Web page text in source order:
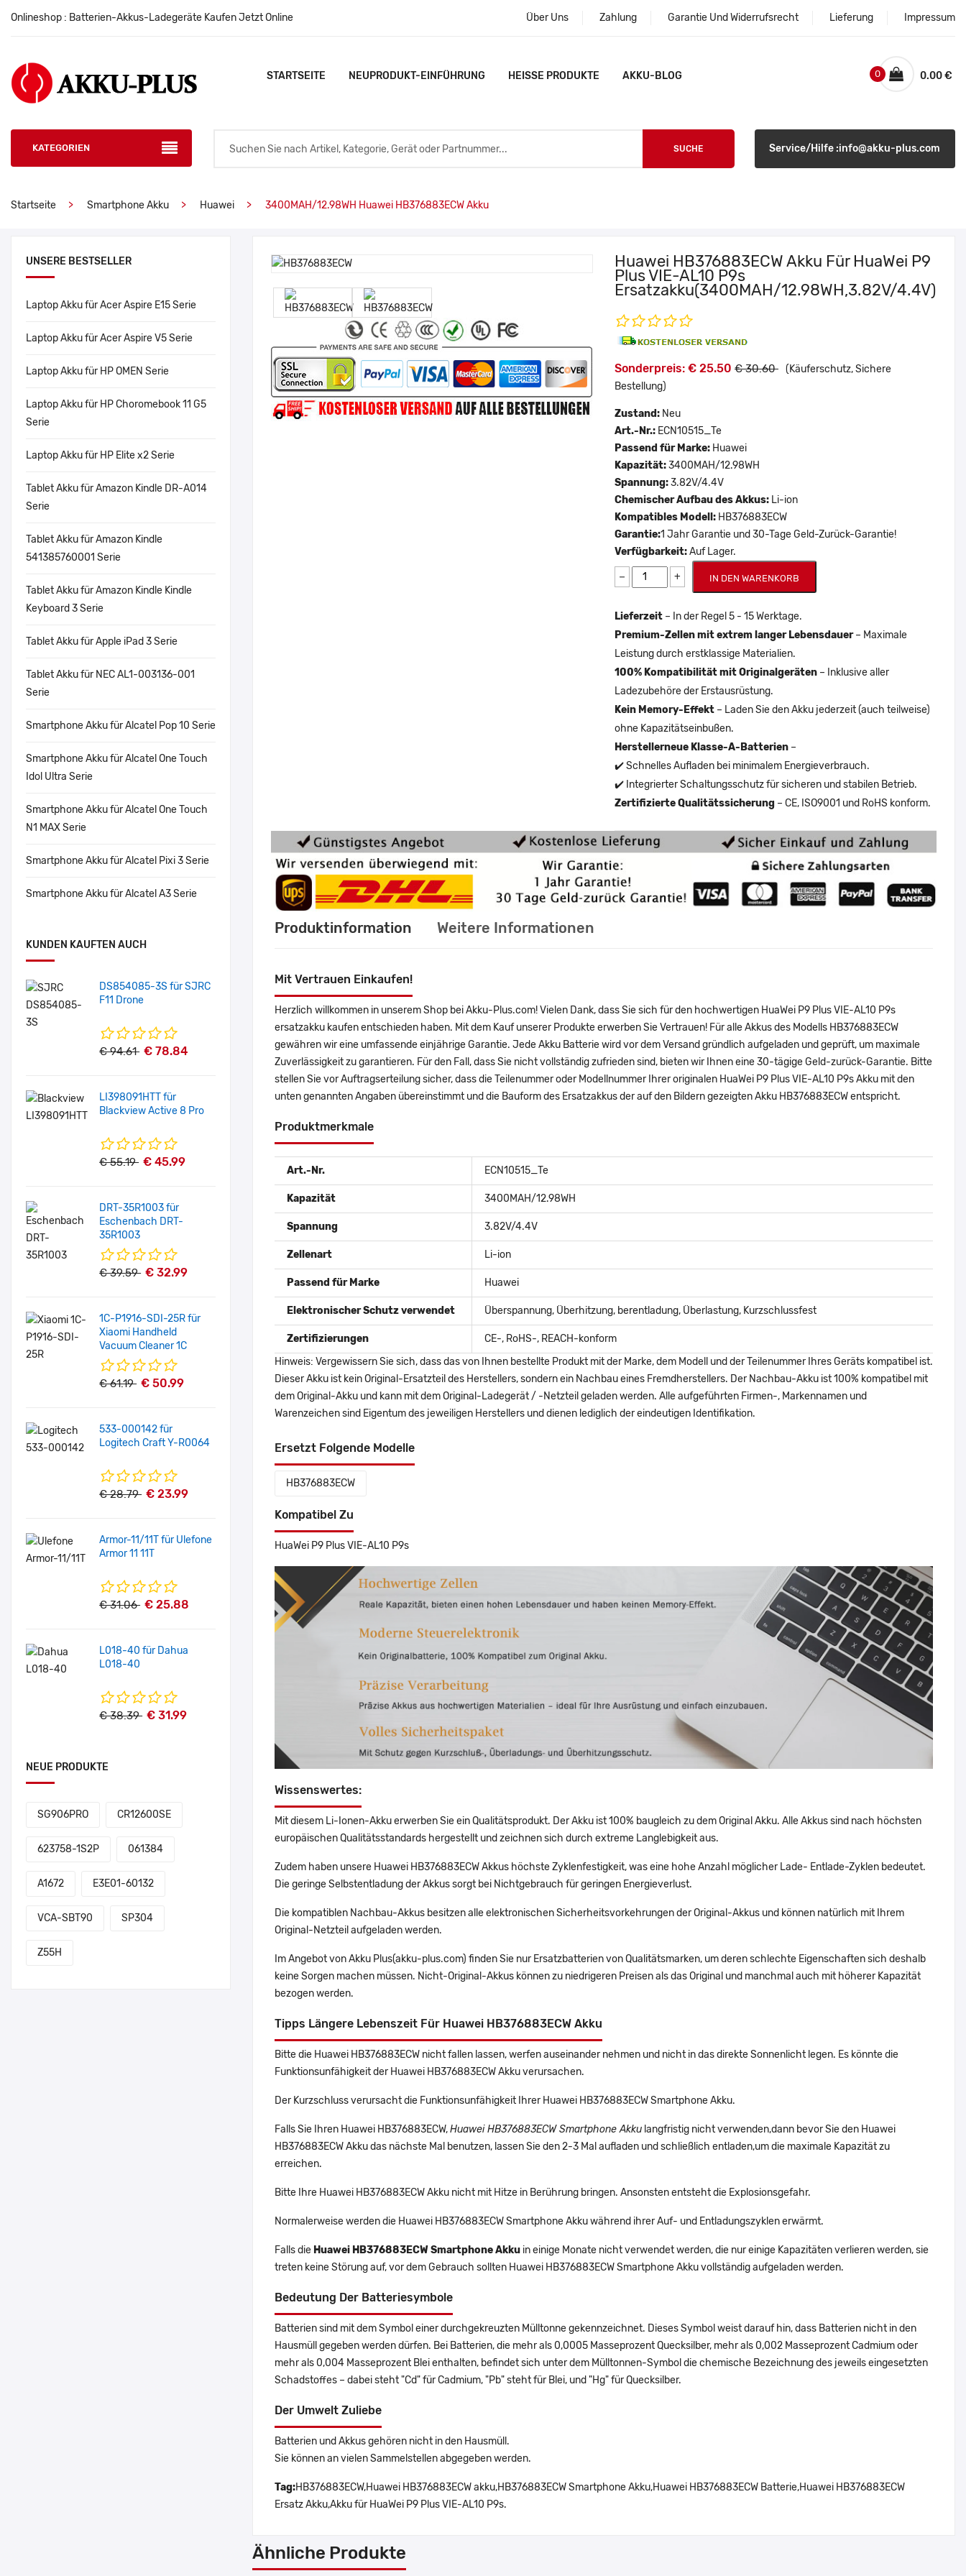
Onlineshop : Batterien-Akkus-Ladegeräte Kaufen Jetzt Online Über Uns Zahlung Garantie Und Widerrufsrecht Lieferung Impressum
STARTSEITE NEUPRODUKT-EINFÜHRUNG HEISSE PRODUKTE AKKU-BLOG 0.00 €
0
KATEGORIEN SUCHE Service/Hilfe :info@akku-plus.com
Startseite Smartphone Akku Huawei 3400MAH/12.98WH Huawei HB376883ECW Akku
UNSERE BESTSELLER
Laptop Akku für Acer Aspire E15 Serie
Laptop Akku für Acer Aspire V5 Serie
Laptop Akku für HP OMEN Serie
Laptop Akku für HP Choromebook 11 G5
Serie
Laptop Akku für HP Elite x2 Serie
Tablet Akku für Amazon Kindle DR-A014
Serie
Tablet Akku für Amazon Kindle
541385760001 Serie
Tablet Akku für Amazon Kindle Kindle
Keyboard 3 Serie
Tablet Akku für Apple iPad 3 Serie
Tablet Akku für NEC AL1-003136-001
Serie
Smartphone Akku für Alcatel Pop 10 Serie
Smartphone Akku für Alcatel One Touch
Idol Ultra Serie
Smartphone Akku für Alcatel One Touch
N1 MAX Serie
Smartphone Akku für Alcatel Pixi 3 Serie
Smartphone Akku für Alcatel A3 Serie
KUNDEN KAUFTEN AUCH
DS854085-3S für SJRC
F11 Drone
€ 94.61 € 78.84
LI398091HTT für
Blackview Active 8 Pro
€ 55.19 € 45.99
DRT-35R1003 für
Eschenbach DRT-
35R1003
€ 39.59 € 32.99
1C-P1916-SDI-25R für
Xiaomi Handheld
Vacuum Cleaner 1C
€ 61.19 € 50.99
533-000142 für
Logitech Craft Y-R0064
€ 28.79 € 23.99
Armor-11/11T für Ulefone
Armor 11 11T
€ 31.06 € 25.88
L018-40 für Dahua
L018-40
€ 38.39 € 31.99
NEUE PRODUKTE
SG906PRO CR12600SE
623758-1S2P 061384
A1672 E3E01-60132
VCA-SBT90 SP304
Z55H
Huawei HB376883ECW Akku Für HuaWei P9
Plus VIE-AL10 P9s
Ersatzakku(3400MAH/12.98WH,3.82V/4.4V)
Sonderpreis: € 25.50 € 30.60 (Käuferschutz, Sichere
Bestellung)
Zustand: Neu
Art.-Nr.: ECN10515_Te
Passend für Marke: Huawei
Kapazität:3400MAH/12.98WH
Spannung:3.82V/4.4V
Chemischer Aufbau des Akkus: Li-ion
Kompatibles Modell: HB376883ECW
Garantie:1 Jahr Garantie und 30-Tage Geld-Zurück-Garantie!
Verfügbarkeit:Auf Lager.
− + IN DEN WARENKORB
Lieferzeit – In der Regel 5 - 15 Werktage.
Premium-Zellen mit extrem langer Lebensdauer– Maximale
Leistung durch erstklassige Materialien.
100% Kompatibilität mit Originalgeräten – Inklusive aller
Ladezubehöre der Erstausrüstung.
Kein Memory-Effekt – Laden Sie den Akku jederzeit (auch teilweise)
ohne Kapazitätseinbußen.
Herstellerneue Klasse-A-Batterien –
✔️ Schnelles Aufladen bei minimalem Energieverbrauch.
✔️ Integrierter Schaltungsschutz für sicheren und stabilen Betrieb.
Zertifizierte Qualitätssicherung – CE, ISO9001 und RoHS konform.
Produktinformation Weitere Informationen
Mit Vertrauen Einkaufen!
Herzlich willkommen in unserem Shop bei Akku-Plus.com! Vielen Dank, dass Sie sich für den hochwertigen HuaWei P9 Plus VIE-AL10 P9s
ersatzakku kaufen entschieden haben. Mit dem Kauf unserer Produkte erwerben Sie Vertrauen! Für alle Akkus des Modells HB376883ECW
gewähren wir eine umfassende einjährige Garantie. Jede Akku Batterie wird vor dem Versand gründlich aufgeladen und geprüft, um maximale
Zuverlässigkeit zu garantieren. Für den Fall, dass Sie nicht vollständig zufrieden sind, bieten wir Ihnen eine 30-tägige Geld-zurück-Garantie. Bitte
stellen Sie vor Auftragserteilung sicher, dass die Teilenummer oder Modellnummer Ihrer originalen HuaWei P9 Plus VIE-AL10 P9s Akku mit den
unten genannten Angaben übereinstimmt und die Bauform des Ersatzakkus der auf den Bildern gezeigten Akku HB376883ECW entspricht.
Produktmerkmale
Art.-Nr. ECN10515_Te
Kapazität 3400MAH/12.98WH
Spannung 3.82V/4.4V
Zellenart Li-ion
Passend für Marke Huawei
Elektronischer Schutz verwendet Überspannung, Überhitzung, berentladung, Überlastung, Kurzschlussfest
Zertifizierungen
CE-, RoHS-, REACH-konform
Hinweis: Vergewissern Sie sich, dass das von Ihnen bestellte Produkt mit der Marke, dem Modell und der Teilenummer Ihres Geräts kompatibel ist.
Dieser Akku ist kein Original-Ersatzteil des Herstellers, sondern ein Nachbau eines Fremdherstellers. Der Nachbau-Akku ist 100% kompatibel mit
dem Original-Akku und kann mit dem Original-Ladegerät / -Netzteil geladen werden. Alle aufgeführten Firmen-, Markennamen und
Warenzeichen sind Eigentum des jeweiligen Herstellers und dienen lediglich der eindeutigen Identifikation.
Ersetzt Folgende Modelle
HB376883ECW
Kompatibel Zu
HuaWei P9 Plus VIE-AL10 P9s
Wissenswertes:
Mit diesem Li-Ionen-Akku erwerben Sie ein Qualitätsprodukt. Der Akku ist 100% baugleich zu dem Original Akku. Alle Akkus sind nach höchsten
europäischen Qualitätsstandards hergestellt und zeichnen sich durch extreme Langlebigkeit aus.
Zudem haben unsere Huawei HB376883ECW Akkus höchste Zyklenfestigkeit, was eine hohe Anzahl möglicher Lade- Entlade-Zyklen bedeutet.
Die geringe Selbstentladung der Akkus sorgt bei Nichtgebrauch für geringen Energieverlust.
Die kompatiblen Nachbau-Akkus besitzen alle elektronischen Sicherheitsvorkehrungen der Original-Akkus und können natürlich mit Ihrem
Original-Netzteil aufgeladen werden.
Im Angebot von Akku Plus(akku-plus.com) finden Sie nur Ersatzbatterien von Qualitätsmarken, um deren schlechte Eigenschaften sich deshalb
keine Sorgen machen müssen. Nicht-Original-Akkus können zu niedrigeren Preisen als das Original und manchmal auch mit höherer Kapazität
bezogen werden.
Tipps Längere Lebenszeit Für Huawei HB376883ECW Akku
Bitte die Huawei HB376883ECW nicht fallen lassen, werfen auseinander nehmen und nicht in das direkte Sonnenlicht legen. Es könnte die
Funktionsunfähigkeit der Huawei HB376883ECW Akku verursachen.
Der Kurzschluss verursacht die Funktionsunfähigkeit Ihrer Huawei HB376883ECW Smartphone Akku.
Falls Sie Ihren Huawei HB376883ECW,Huawei HB376883ECW Smartphone Akku langfristig nicht verwenden,dann bevor Sie den Huawei
HB376883ECW Akku das nächste Mal benutzen, lassen Sie den 2-3 Mal aufladen und schließlich entladen,um die maximale Kapazität zu
erreichen.
Bitte Ihre Huawei HB376883ECW Akku nicht mit Hitze in Berührung bringen. Ansonsten entsteht die Explosionsgefahr.
Normalerweise werden die Huawei HB376883ECW Smartphone Akku während ihrer Auf- und Entladungszyklen erwärmt.
Falls die Huawei HB376883ECW Smartphone Akku in einige Monate nicht verwendet werden, die nur einige Kapazitäten verlieren werden, sie
treten keine Störung auf, vor dem Gebrauch sollten Huawei HB376883ECW Smartphone Akku vollständig aufgeladen werden.
Bedeutung Der Batteriesymbole
Batterien sind mit dem Symbol einer durchgekreuzten Mülltonne gekennzeichnet. Dieses Symbol weist darauf hin, dass Batterien nicht in den
Hausmüll gegeben werden dürfen. Bei Batterien, die mehr als 0,0005 Masseprozent Quecksilber, mehr als 0,002 Masseprozent Cadmium oder
mehr als 0,004 Masseprozent Blei enthalten, befindet sich unter dem Mülltonnen-Symbol die chemische Bezeichnung des jeweils eingesetzten
Schadstoffes – dabei steht "Cd" für Cadmium, "Pb" steht für Blei, und "Hg" für Quecksilber.
Der Umwelt Zuliebe
Batterien und Akkus gehören nicht in den Hausmüll.
Sie können an vielen Sammelstellen abgegeben werden.
Tag:HB376883ECW,Huawei HB376883ECW akku,HB376883ECW Smartphone Akku,Huawei HB376883ECW Batterie,Huawei HB376883ECW
Ersatz Akku,Akku für HuaWei P9 Plus VIE-AL10 P9s.
Ähnliche Produkte